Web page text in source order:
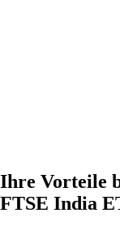
Ihre Vorteile
FTSE India